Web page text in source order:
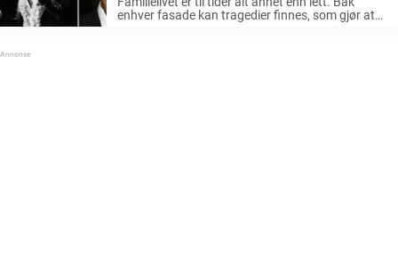
enhver fasade kan tragedier finnes, som gjør at